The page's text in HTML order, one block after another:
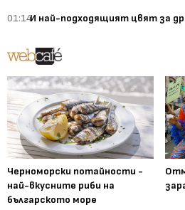
01:14И най-подходящият цвят за
Черноморски потайности -
най-вкусните риби на
българското море